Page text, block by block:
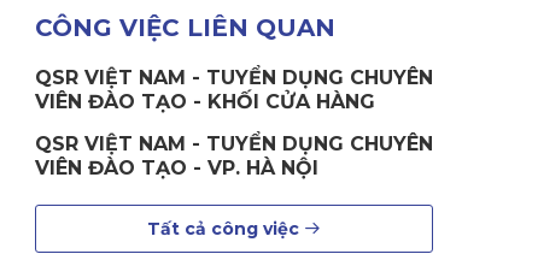
CÔNG VIỆC LIÊN QUAN
QSR VIỆT NAM - TUYỂN DỤNG CHUYÊN
VIÊN ĐÀO TẠO - KHỐI CỬA HÀNG
QSR VIỆT NAM - TUYỂN DỤNG CHUYÊN
VIÊN ĐÀO TẠO - VP. HÀ NỘI
Tất cả công việc